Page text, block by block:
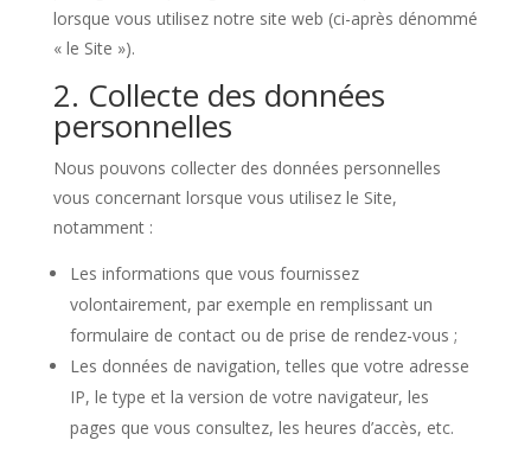
lorsque vous utilisez notre site web (ci-après dénommé
« le Site »).
2. Collecte des données
personnelles
Nous pouvons collecter des données personnelles
vous concernant lorsque vous utilisez le Site,
notamment :
Les informations que vous fournissez
volontairement, par exemple en remplissant un
formulaire de contact ou de prise de rendez-vous ;
Les données de navigation, telles que votre adresse
IP, le type et la version de votre navigateur, les
pages que vous consultez, les heures d’accès, etc.